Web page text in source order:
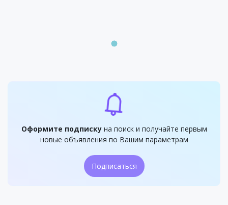
Оформите подпискуна поиск и получайте первым
новые объявления по Вашим параметрам
Подписаться